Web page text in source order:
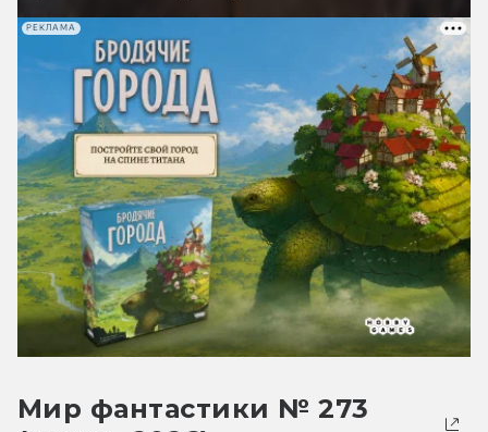
РЕКЛАМА
Мир фантастики № 273